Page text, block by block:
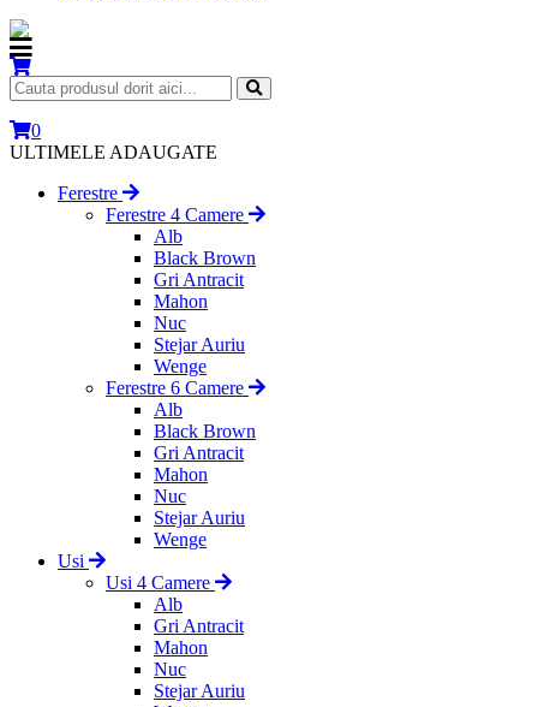
0
ULTIMELE ADAUGATE
Ferestre
Ferestre 4 Camere
Alb
Black Brown
Gri Antracit
Mahon
Nuc
Stejar Auriu
Wenge
Ferestre 6 Camere
Alb
Black Brown
Gri Antracit
Mahon
Nuc
Stejar Auriu
Wenge
Usi
Usi 4 Camere
Alb
Gri Antracit
Mahon
Nuc
Stejar Auriu